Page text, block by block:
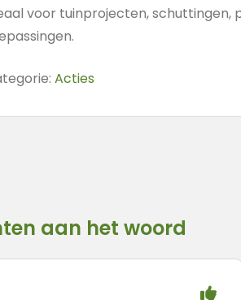
voor tuinprojecten, schuttingen,
Acties
aan het woord